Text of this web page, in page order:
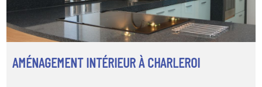
AMÉNAGEMENT INTÉRIEUR À CHARLEROI